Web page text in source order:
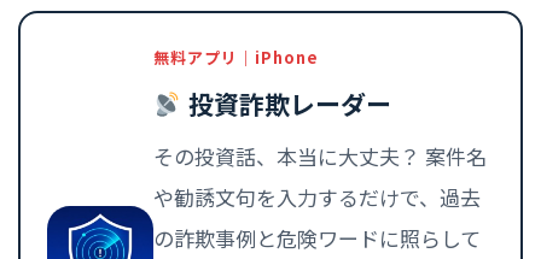
無料アプリ｜iPhone
投資詐欺レーダー
その投資話、本当に大丈夫？ 案件名
や勧誘文句を入力するだけで、過去
の詐欺事例と危険ワードに照らして